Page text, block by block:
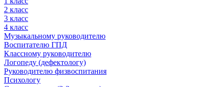
2 класс
3 класс
4 класс
Музыкальному руководителю
Воспитателю ГПД
Классному руководителю
Логопеду (дефектологу)
Руководителю физвоспитания
Психологу